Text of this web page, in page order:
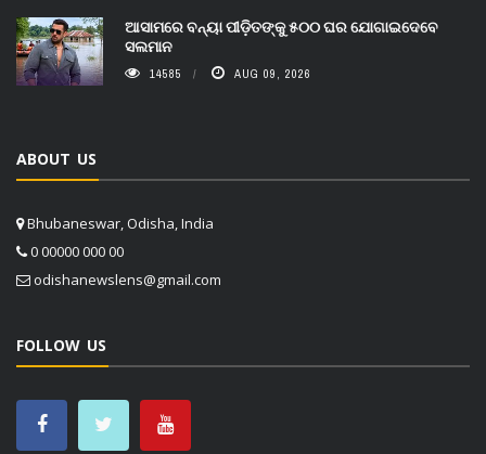
ଆସାମରେ ବନ୍ୟା ପୀଡ଼ିତଙ୍କୁ ୫୦୦ ଘର ଯୋଗାଇଦେବେ
ସଲମାନ
14585 AUG 09, 2026
ABOUT US
Bhubaneswar, Odisha, India
0 00000 000 00
odishanewslens@gmail.com
FOLLOW US